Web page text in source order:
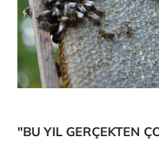
"BU YIL GERÇEKTEN